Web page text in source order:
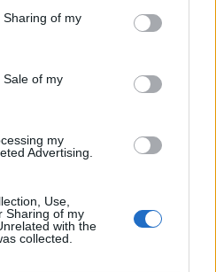
of my
of my
my
Advertising.
Use,
Sharing of my
with the
collected.
mire a felvételizők
Nem minden papírnak